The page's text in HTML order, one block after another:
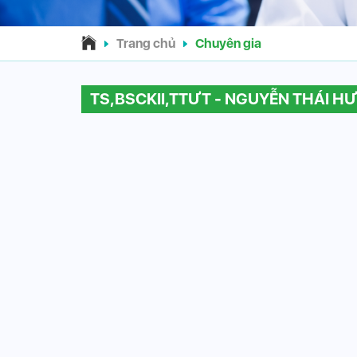
Trang chủ Chuyên gia
TS,BSCKII,TTƯT - NGUYỄN THÁI